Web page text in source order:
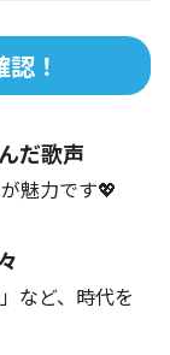
！
だ歌声
魅力です💖
など、時代を